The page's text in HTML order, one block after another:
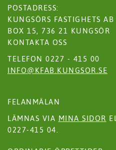
POSTADRESS:
KUNGSÖRS FASTIGHETS AB
BOX 15, 736 21 KUNGSÖR
KONTAKTA OSS
TELEFON 0227 - 415 00
INFO@KFAB.KUNGSOR.SE
FELANMÄLAN
LÄMNAS VIA MINA SIDOR
0227-415 04.